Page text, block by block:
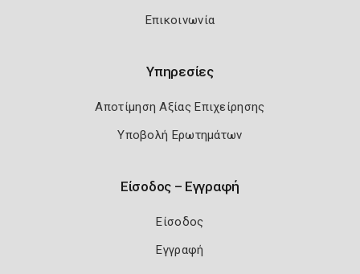
Επικοινωνία
Υπηρεσίες
Αποτίμηση Αξίας Επιχείρησης
Υποβολή Ερωτημάτων
Είσοδος – Εγγραφή
Είσοδος
Εγγραφή